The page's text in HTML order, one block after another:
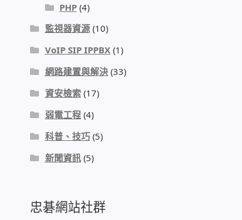
PHP(4)
監視器資源(10)
VoIP SIP IPPBX(1)
網路建置與解決(33)
資安檢索(17)
弱電工程(4)
科普、技巧(5)
新聞資訊(5)
忠碁網站社群